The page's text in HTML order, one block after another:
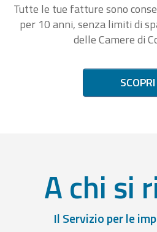
Tutte le tue fatture sono
per 10 anni, senza limiti di
delle Camere di
SCOPRI
A chi si
Il Servizio per le